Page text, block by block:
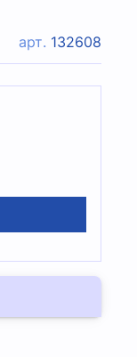
арт. 132608